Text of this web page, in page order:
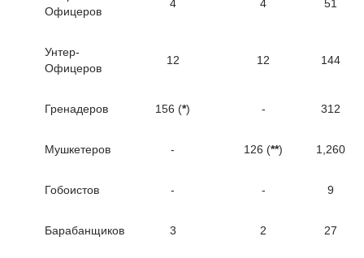
Офицеров
4 4 51
Унтер-
Офицеров
12 12 144
Гренадеров 156 (*) - 312
Мушкетеров - 126 (**) 1,260
Гобоистов - - 9
Барабанщиков 3 2 27